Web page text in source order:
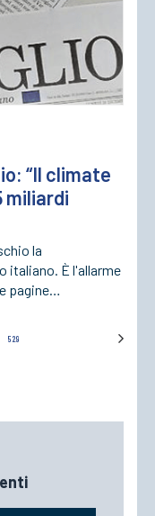
“Il climate
miliardi
la
È l'allarme
pagine…
529